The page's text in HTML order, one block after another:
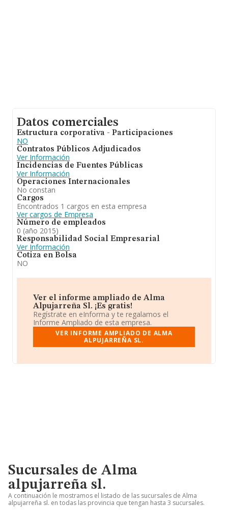
Datos comerciales
Estructura corporativa - Participaciones
NO
Contratos Públicos Adjudicados
Ver Información
Incidencias de Fuentes Públicas
Ver Información
Operaciones Internacionales
No constan
Cargos
Encontrados 1 cargos en esta empresa
Ver cargos de Empresa
Número de empleados
0 (año 2015)
Responsabilidad Social Empresarial
Ver Información
Cotiza en Bolsa
NO
Ver el informe ampliado de Alma
Alpujarreña Sl. ¡Es gratis!
Regístrate en eInforma y te regalamos el
Informe Ampliado de esta empresa.
VER INFORME AMPLIADO DE ALMA
ALPUJARREÑA SL.
Sucursales de Alma
alpujarreña sl.
A continuación le mostramos el listado de las sucursales de Alma
alpujarreña sl. en todas las provincia que tengan hasta 3 sucursales.